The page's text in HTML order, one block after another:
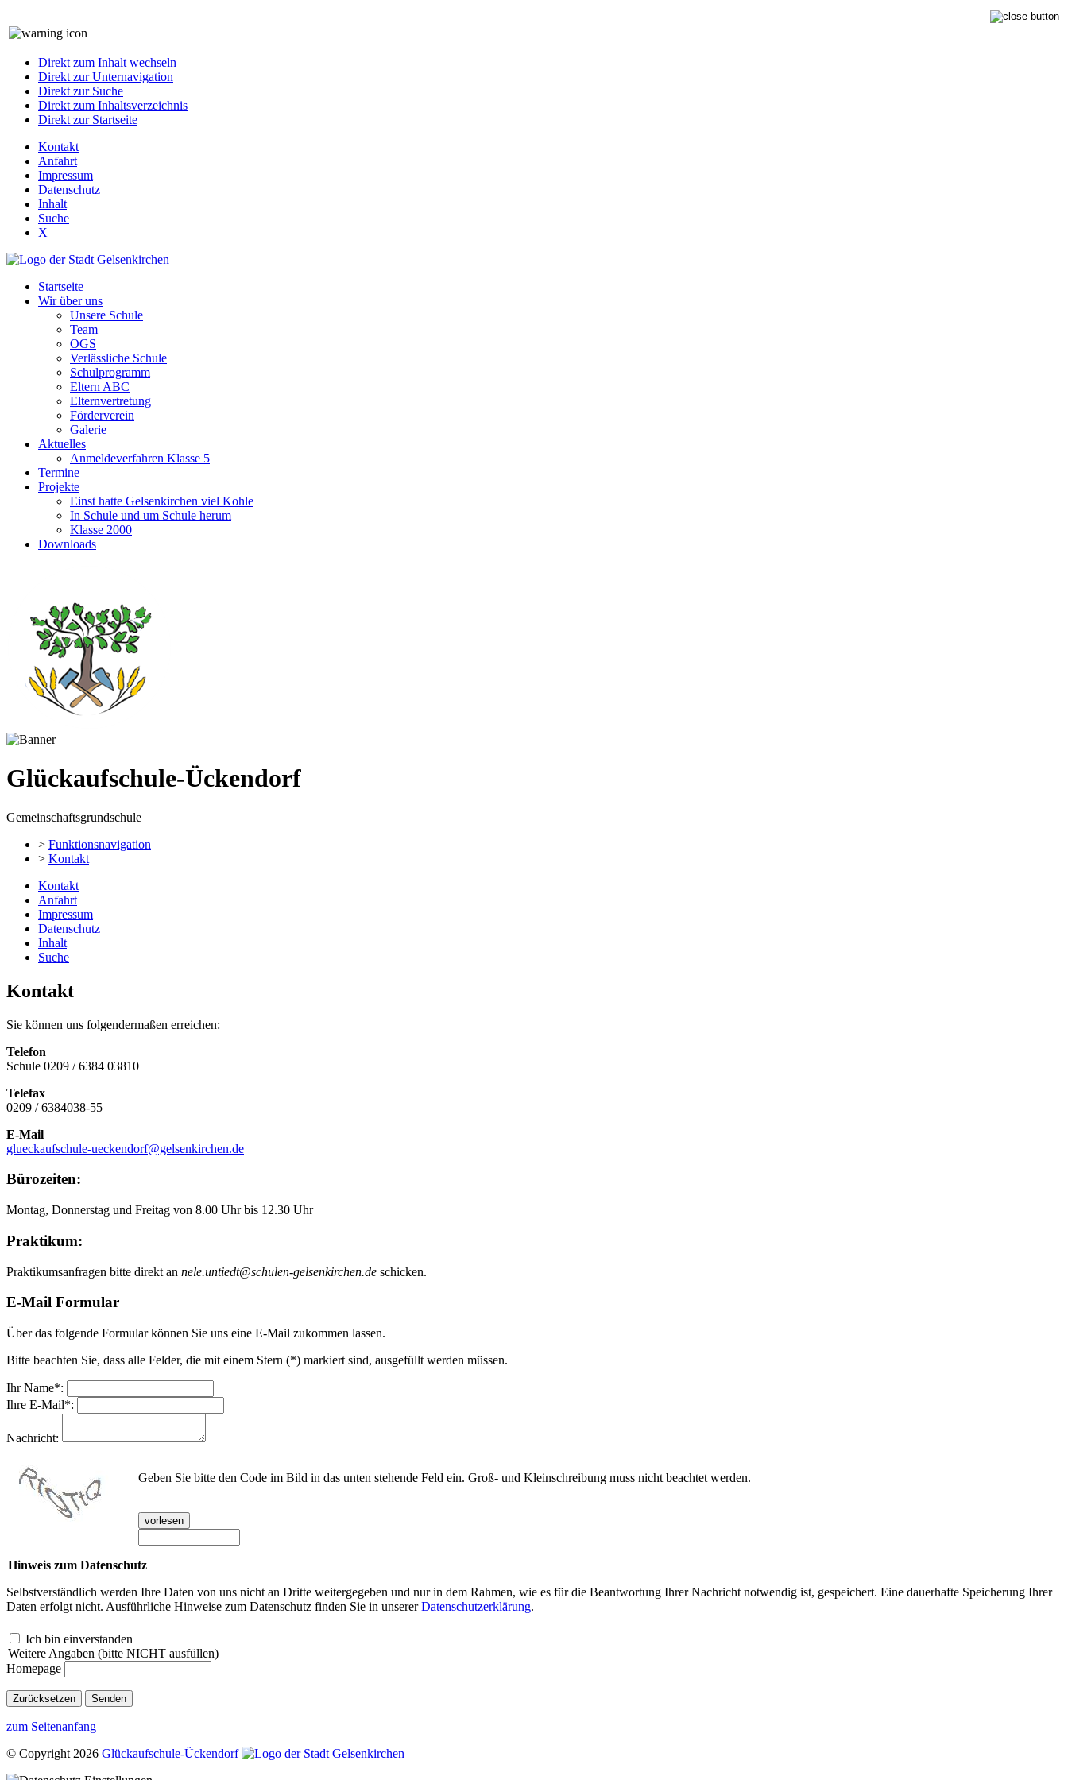
Direkt zum Inhalt wechseln
Direkt zur Unternavigation
Direkt zur Suche
Direkt zum Inhaltsverzeichnis
Direkt zur Startseite
Kontakt
Anfahrt
Impressum
Datenschutz
Inhalt
Suche
X
Startseite
Wir über uns
Unsere Schule
Team
OGS
Verlässliche Schule
Schulprogramm
Eltern ABC
Elternvertretung
Förderverein
Galerie
Aktuelles
Anmeldeverfahren Klasse 5
Termine
Projekte
Einst hatte Gelsenkirchen viel Kohle
In Schule und um Schule herum
Klasse 2000
Downloads
Glückaufschule-Ückendorf
Gemeinschaftsgrundschule
> Funktionsnavigation
> Kontakt
Kontakt
Anfahrt
Impressum
Datenschutz
Inhalt
Suche
Kontakt
Sie können uns folgendermaßen erreichen:
Telefon
Schule 0209 / 6384 03810
Telefax
0209 / 6384038-55
E-Mail
glueckaufschule-ueckendorf@gelsenkirchen.de
Bürozeiten:
Montag, Donnerstag und Freitag von 8.00 Uhr bis 12.30 Uhr
Praktikum:
Praktikumsanfragen bitte direkt an nele.untiedt@schulen-gelsenkirchen.de schicken.
E-Mail Formular
Über das folgende Formular können Sie uns eine E-Mail zukommen lassen.
Bitte beachten Sie, dass alle Felder, die mit einem Stern (*) markiert sind, ausgefüllt werden müssen.
Ihr Name*:
Ihre E-Mail*:
Nachricht:
Geben Sie bitte den Code im Bild in das unten stehende Feld ein. Groß- und Kleinschreibung muss nicht beachtet werden.
vorlesen
Hinweis zum Datenschutz
Selbstverständlich werden Ihre Daten von uns nicht an Dritte weitergegeben und nur in dem Rahmen, wie es für die Beantwortung Ihrer Nachricht notwendig ist, gespeichert. Eine dauerhafte Speicherung Ihrer
Daten erfolgt nicht. Ausführliche Hinweise zum Datenschutz finden Sie in unsererDatenschutzerklärung.
Ich bin einverstanden
Weitere Angaben (bitte NICHT ausfüllen)
Homepage
zum Seitenanfang
© Copyright 2026 Glückaufschule-Ückendorf